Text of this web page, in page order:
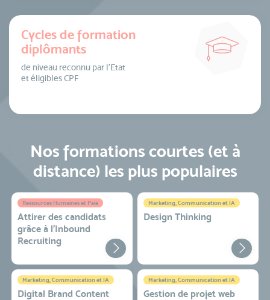
Cycles de formation
diplômants
de niveau reconnu par l’Etat
et éligibles CPF
Nos formations courtes (et à
distance) les plus populaires
Ressources Humaines et Paie
Attirer des candidats
grâce à l’Inbound
Recruiting
Marketing, Communication et IA
Design Thinking
Marketing, Communication et IA
Digital Brand Content
Marketing, Communication et IA
Gestion de projet web